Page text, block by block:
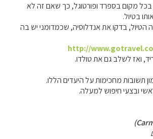
בכל מקום בספרד ופורטוגל, כך שאם זה לא
בטיול.
הטיול, בדקו את אנדלוסיה, שכמדומני יש בה
http://
ואז לשלב גם את טולדו.
תשובות מחכימות על היעדים הללו.
ובצעי חיפוש למעלה.